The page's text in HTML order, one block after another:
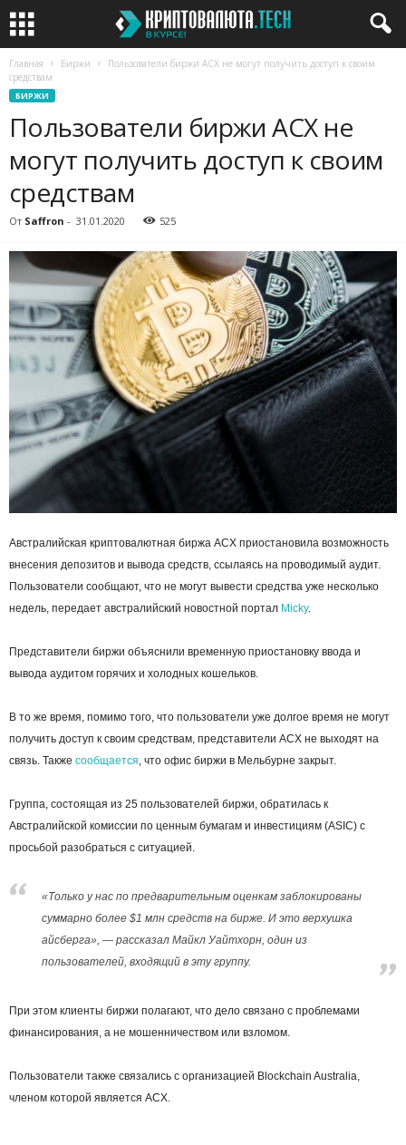
Главная Биржи
Пользователи биржи ACX не могут получить доступ к своим
средствам
БИРЖИ
Пользователи биржи ACX не
могут получить доступ к своим
средствам
От Saffron - 31.01.2020 525
Австралийская криптовалютная биржа ACX приостановила возможность
внесения депозитов и вывода средств, ссылаясь на проводимый аудит.
Пользователи сообщают, что не могут вывести средства уже несколько
недель, передает австралийский новостной портал Micky.
Представители биржи объяснили временную приостановку ввода и
вывода аудитом горячих и холодных кошельков.
В то же время, помимо того, что пользователи уже долгое время не могут
получить доступ к своим средствам, представители ACX не выходят на
связь. Также сообщается , что офис биржи в Мельбурне закрыт.
Группа, состоящая из 25 пользователей биржи, обратилась к
Австралийской комиссии по ценным бумагам и инвестициям (ASIC) с
просьбой разобраться с ситуацией.
«Только у нас по предварительным оценкам заблокированы
суммарно более $1 млн средств на бирже. И это верхушка
айсберга», — рассказал Майкл Уайтхорн, один из
пользователей, входящий в эту группу.
При этом клиенты биржи полагают, что дело связано с проблемами
финансирования, а не мошенничеством или взломом.
Пользователи также связались с организацией Blockchain Australia,
членом которой является ACX.